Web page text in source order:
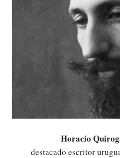
Horacio
destacado escritor